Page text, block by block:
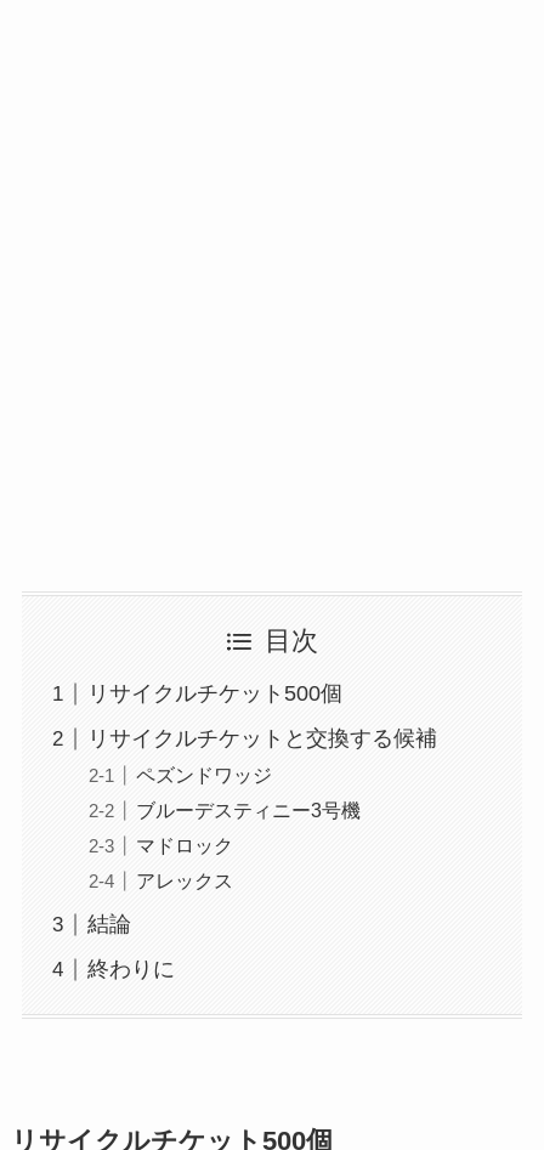
目次
リサイクルチケット500個
リサイクルチケットと交換する候補
ペズンドワッジ
ブルーデスティニー3号機
マドロック
アレックス
結論
終わりに
リサイクルチケット500個